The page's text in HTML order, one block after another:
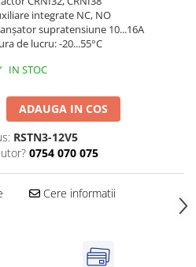
si
Line
integrate NC, NO
supratensiune 10...16A
de lucru: -20...55°C
IN STOC
ADAUGA IN COS
RSTN3-12V5
0754 070 075
Cere informatii